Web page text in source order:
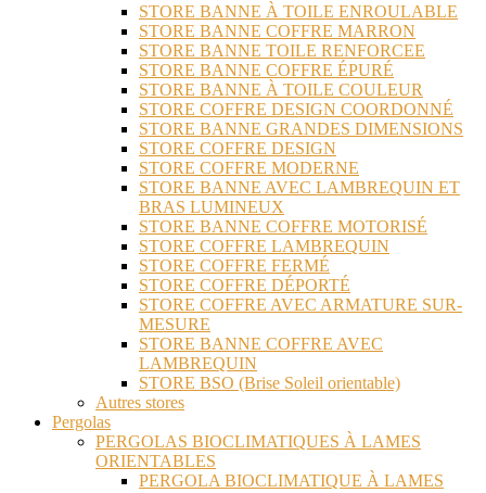
STORE BANNE À TOILE ENROULABLE
STORE BANNE COFFRE MARRON
STORE BANNE TOILE RENFORCEE
STORE BANNE COFFRE ÉPURÉ
STORE BANNE À TOILE COULEUR
STORE COFFRE DESIGN COORDONNÉ
STORE BANNE GRANDES DIMENSIONS
STORE COFFRE DESIGN
STORE COFFRE MODERNE
STORE BANNE AVEC LAMBREQUIN ET
BRAS LUMINEUX
STORE BANNE COFFRE MOTORISÉ
STORE COFFRE LAMBREQUIN
STORE COFFRE FERMÉ
STORE COFFRE DÉPORTÉ
STORE COFFRE AVEC ARMATURE SUR-
MESURE
STORE BANNE COFFRE AVEC
LAMBREQUIN
STORE BSO (Brise Soleil orientable)
Autres stores
Pergolas
PERGOLAS BIOCLIMATIQUES À LAMES
ORIENTABLES
PERGOLA BIOCLIMATIQUE À LAMES